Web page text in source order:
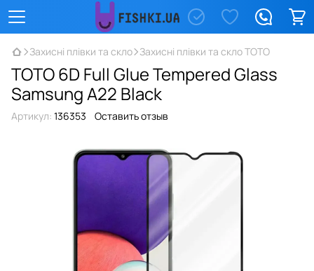
Захисні плівки та скло Захисні плівки та скло TOTO
TOTO 6D Full Glue Tempered Glass
Samsung A22 Black
Артикул: 136353 Оставить отзыв